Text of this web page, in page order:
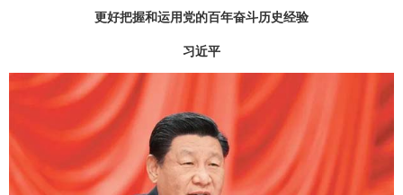
更好把握和运用党的百年奋斗历史经验
习近平